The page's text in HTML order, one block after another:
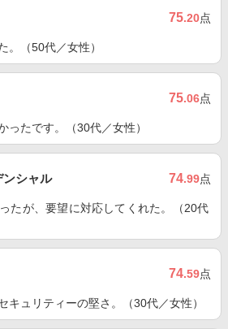
75.20点
。（50代／女性）
75.06点
ったです。（30代／女性）
ンシャル 74.99点
たが、要望に対応してくれた。（20代
74.59点
キュリティーの堅さ。（30代／女性）